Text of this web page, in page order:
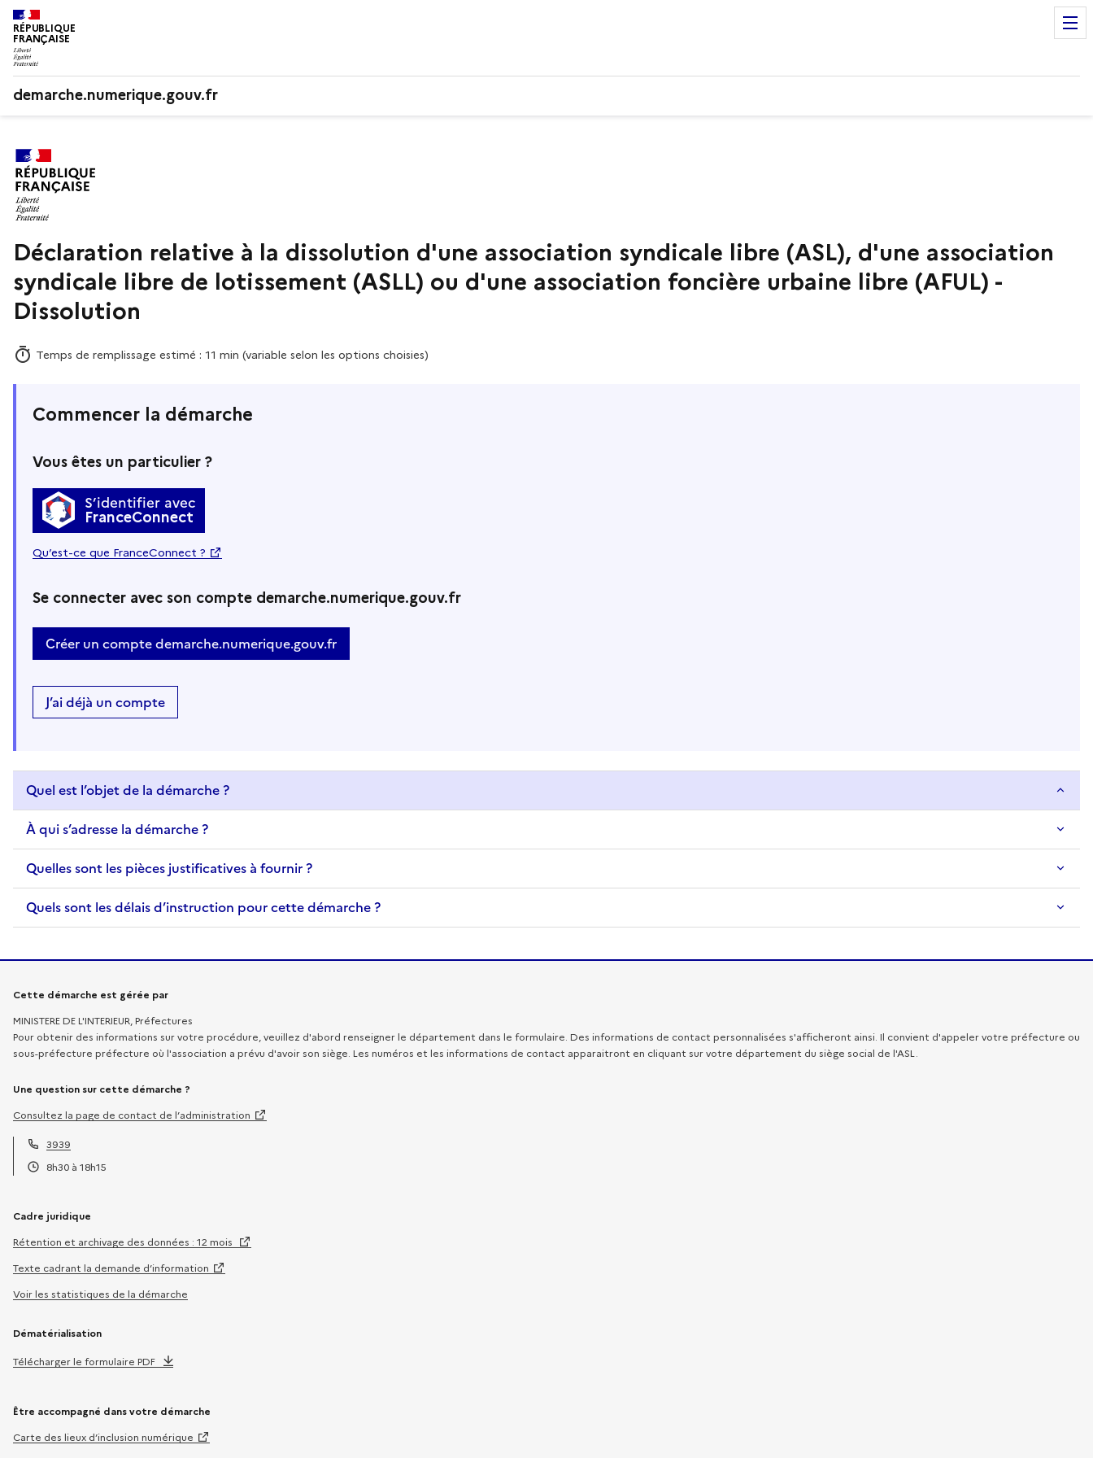
RÉPUBLIQUE
FRANÇAISE
demarche.numerique.gouv.fr
Déclaration relative à la dissolution d'une association syndicale libre (ASL), d'une association
syndicale libre de lotissement (ASLL) ou d'une association foncière urbaine libre (AFUL) -
Dissolution
Temps de remplissage estimé : 11 min (variable selon les options choisies)
Commencer la démarche
Vous êtes un particulier ?
S’identifier avec
FranceConnect
Qu’est-ce que FranceConnect ?
Se connecter avec son compte demarche.numerique.gouv.fr
Créer un compte demarche.numerique.gouv.fr
J’ai déjà un compte
Quel est l’objet de la démarche ?
À qui s’adresse la démarche ?
Quelles sont les pièces justificatives à fournir ?
Quels sont les délais d’instruction pour cette démarche ?
Informations sur la démarche
Cette démarche est gérée par
MINISTERE DE L'INTERIEUR, Préfectures
Pour obtenir des informations sur votre procédure, veuillez d'abord renseigner le département dans le formulaire. Des informations de contact personnalisées s'afficheront ainsi. Il convient d'appeler votre préfecture ou
sous-préfecture préfecture où l'association a prévu d'avoir son siège. Les numéros et les informations de contact apparaitront en cliquant sur votre département du siège social de l'ASL.
Une question sur cette démarche ?
Consultez la page de contact de l’administration
Téléphone :
3939
8h30 à 18h15
Cadre juridique
Rétention et archivage des données : 12 mois
Texte cadrant la demande d’information
Voir les statistiques de la démarche
Dématérialisation
Télécharger le formulaire PDF
Être accompagné dans votre démarche
Carte des lieux d’inclusion numérique